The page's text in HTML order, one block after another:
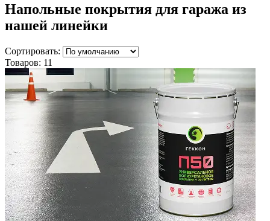
Напольные покрытия для гаража из
нашей линейки
Сортировать:
Товаров: 11